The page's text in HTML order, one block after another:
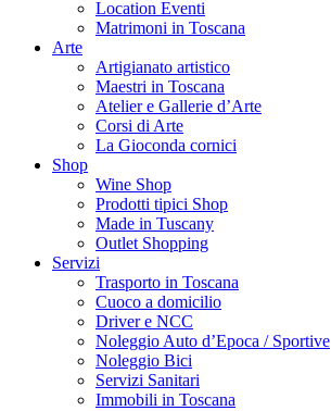
Location Eventi
Matrimoni in Toscana
Arte
Artigianato artistico
Maestri in Toscana
Atelier e Gallerie d’Arte
Corsi di Arte
La Gioconda cornici
Shop
Wine Shop
Prodotti tipici Shop
Made in Tuscany
Outlet Shopping
Servizi
Trasporto in Toscana
Cuoco a domicilio
Driver e NCC
Noleggio Auto d’Epoca / Sportive
Noleggio Bici
Servizi Sanitari
Immobili in Toscana